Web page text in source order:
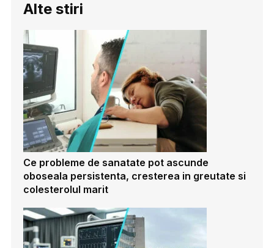
Alte stiri
Ce probleme de sanatate pot ascunde
oboseala persistenta, cresterea in greutate si
colesterolul marit